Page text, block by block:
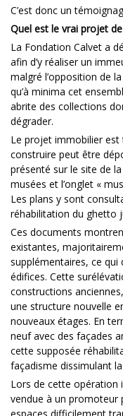
C’est donc un
Quel est le vrai projet
La Fondation Calvet a
afin d’y réaliser un
malgré l’opposition de
qu’à minima cet
abrite des collections
dégrader.
Le projet immobilier est
construire peut être
présenté sur le site de
musées et l’onglet «
Les plans y sont
réhabilitation du ghetto
Ces documents
existantes,
supplémentaires, ce qui
édifices. Cette
constructions
une structure nouvelle
nouveaux étages. En
neuf avec des façades
cette supposée
façadisme dissimulant
Lors de cette opération
vendue à un promoteur